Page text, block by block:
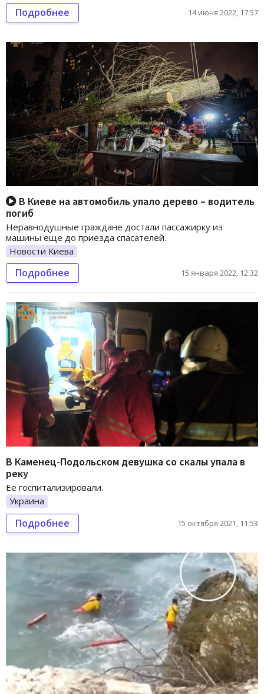
Подробнее 14 июня 2022, 17:57
В Киеве на автомобиль упало дерево – водитель
погиб
Неравнодушные граждане достали пассажирку из
машины еще до приезда спасателей.
Новости Киева
Подробнее 15 января 2022, 12:32
В Каменец-Подольском девушка со скалы упала в
реку
Ее госпитализировали.
Украина
Подробнее 15 октября 2021, 11:53